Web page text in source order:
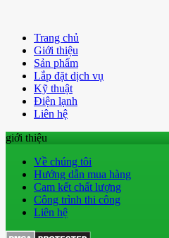
Trang chủ
Giới thiệu
Sản phẩm
Lắp đặt dịch vụ
Kỹ thuật
Điện lạnh
Liên hệ
giới thiệu
Về chúng tôi
Hướng dẫn mua hàng
Cam kết chất lượng
Công trình thi công
Liên hệ